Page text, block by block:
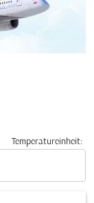
Temperatureinheit: